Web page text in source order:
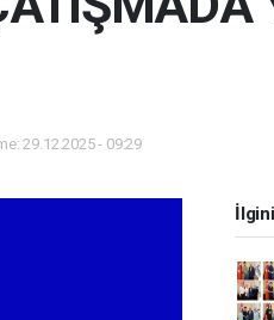
29.12.2025 - 09:29